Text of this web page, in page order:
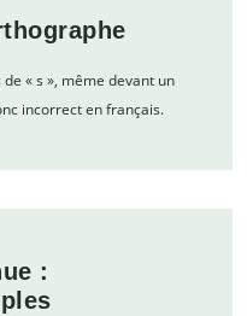
« s », même devant un
incorrect en français.
: